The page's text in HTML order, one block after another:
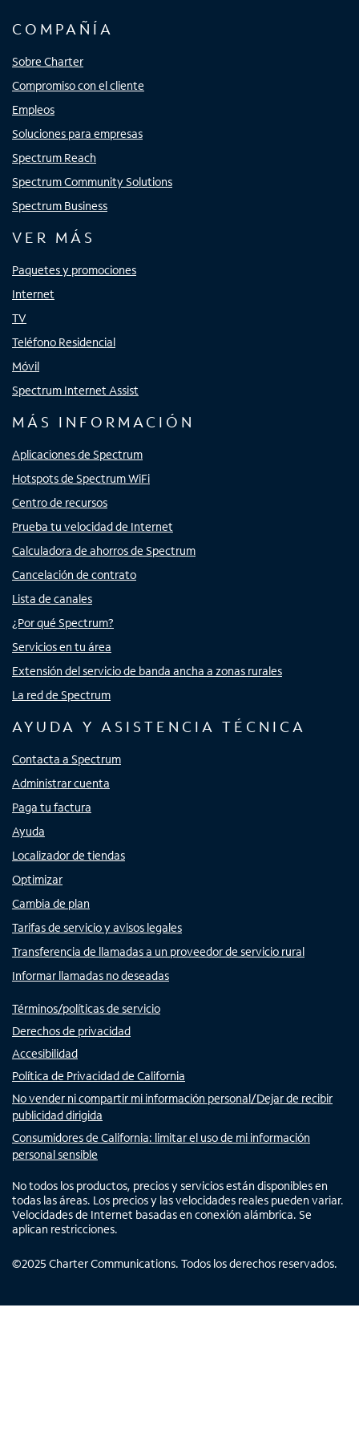
COMPAÑÍA
Sobre Charter
Compromiso con el cliente
Empleos
Soluciones para empresas
Spectrum Reach
Spectrum Community Solutions
Spectrum Business
VER MÁS
Paquetes y promociones
Internet
TV
Teléfono Residencial
Móvil
Spectrum Internet Assist
MÁS INFORMACIÓN
Aplicaciones de Spectrum
Hotspots de Spectrum WiFi
Centro de recursos
Prueba tu velocidad de Internet
Calculadora de ahorros de Spectrum
Cancelación de contrato
Lista de canales
¿Por qué Spectrum?
Servicios en tu área
Extensión del servicio de banda ancha a zonas rurales
La red de Spectrum
AYUDA Y ASISTENCIA TÉCNICA
Contacta a Spectrum
Administrar cuenta
Paga tu factura
Ayuda
Localizador de tiendas
Optimizar
Cambia de plan
Tarifas de servicio y avisos legales
Transferencia de llamadas a un proveedor de servicio rural
Informar llamadas no deseadas
Términos/políticas de servicio
Derechos de privacidad
Accesibilidad
Política de Privacidad de California
No vender ni compartir mi información personal/Dejar de recibir
publicidad dirigida
Consumidores de California: limitar el uso de mi información
personal sensible
No todos los productos, precios y servicios están disponibles en
todas las áreas. Los precios y las velocidades reales pueden variar.
Velocidades de Internet basadas en conexión alámbrica. Se
aplican restricciones.
©2025 Charter Communications. Todos los derechos reservados.